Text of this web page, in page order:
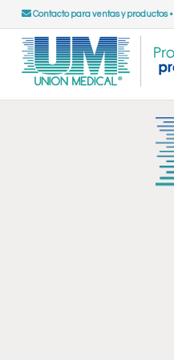
Contacto para ventas y productos•